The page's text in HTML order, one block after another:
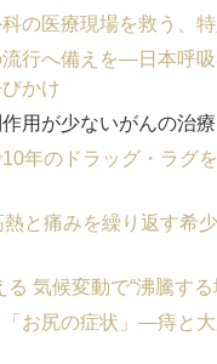
の医療現場を救う、
行へ備えを―日本呼
かけ
用が少ないがんの治
年のドラッグ・ラ
と痛みを繰り返す希
気候変動で“沸騰す
お尻の症状」―痔と